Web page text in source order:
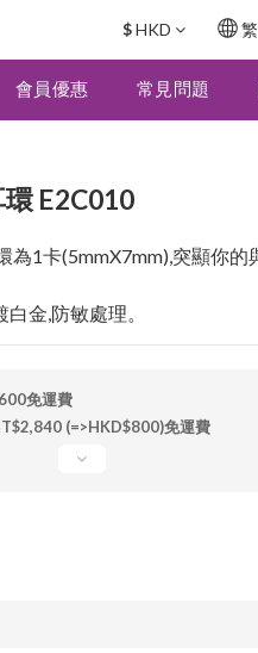
$HKD
會員優惠 常見問題
E2C010
為1卡(5mmX7mm),突顯你的
金,防敏處理。
免運費
(=>HKD$800)免運費